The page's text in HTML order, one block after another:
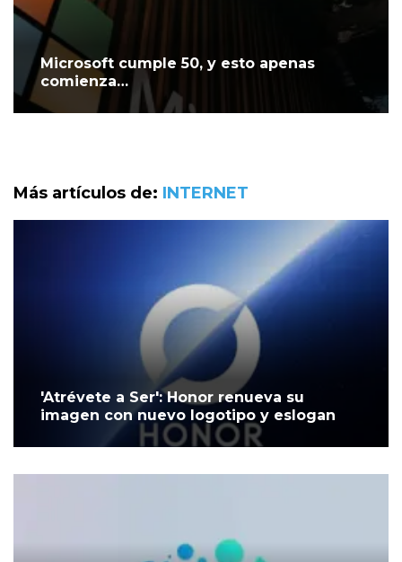
Microsoft cumple 50, y esto apenas
comienza…
Más artículos de: INTERNET
'Atrévete a Ser': Honor renueva su
imagen con nuevo logotipo y eslogan